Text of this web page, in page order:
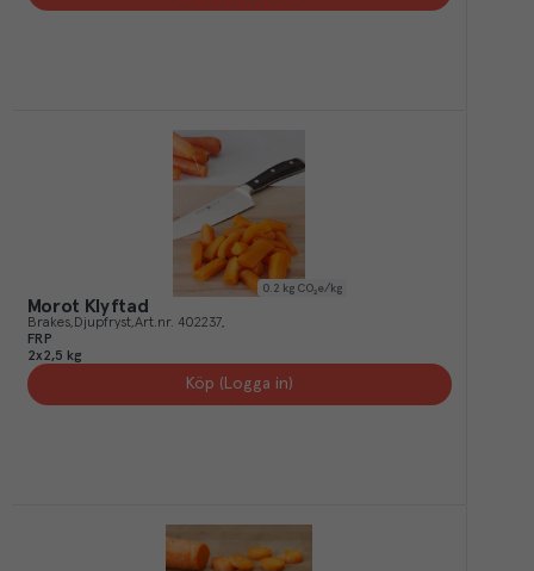
0.2 kg CO₂e/kg
Morot Klyftad
Brakes Djupfryst Art.nr. 402237
FRP
2x2,5 kg
Köp (Logga in)